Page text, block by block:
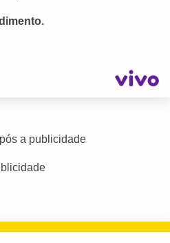
a publicidade